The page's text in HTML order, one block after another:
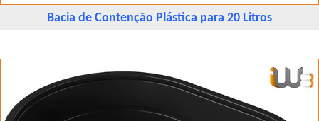
Bacia de Contenção Plástica para 20 Litros